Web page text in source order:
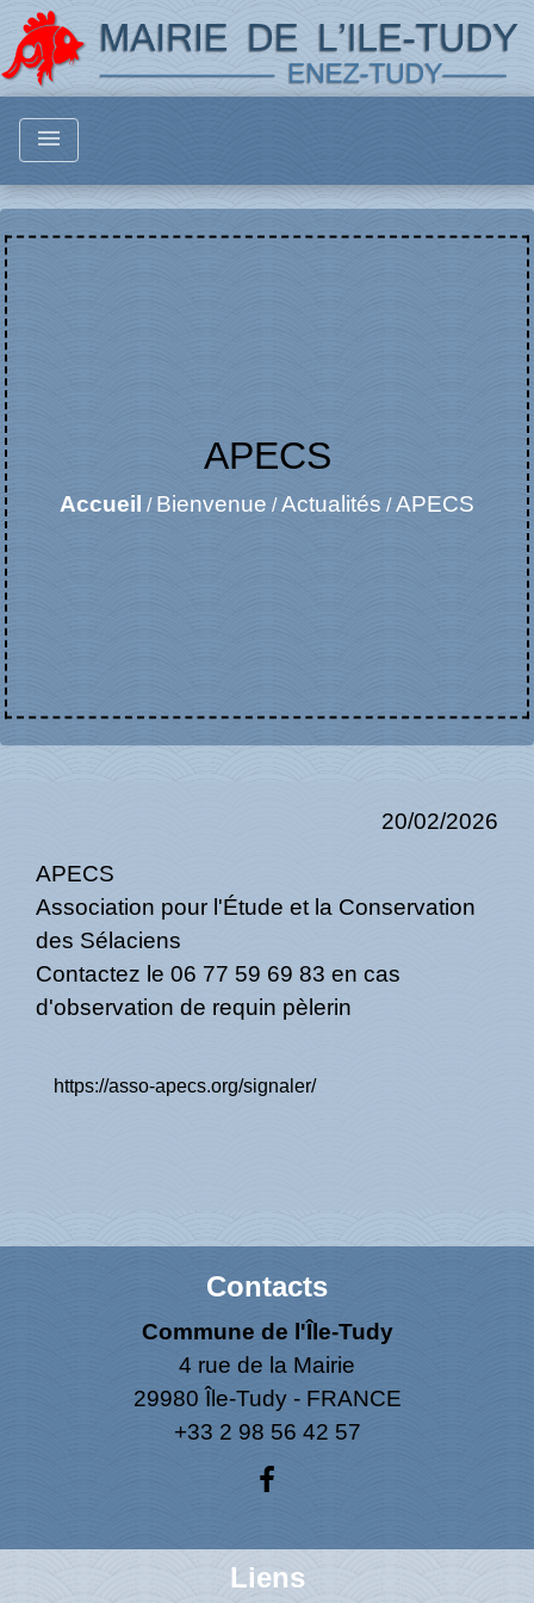
menu
APECS
Accueil / Bienvenue /Actualités /APECS
20/02/2026
APECS
Association pour l'Étude et la Conservation
des Sélaciens
Contactez le 06 77 59 69 83 en cas
d'observation de requin pèlerin
https://asso-apecs.org/signaler/
Contacts
Commune de l'Île-Tudy
4 rue de la Mairie
29980 Île-Tudy - FRANCE
+33 2 98 56 42 57
Liens